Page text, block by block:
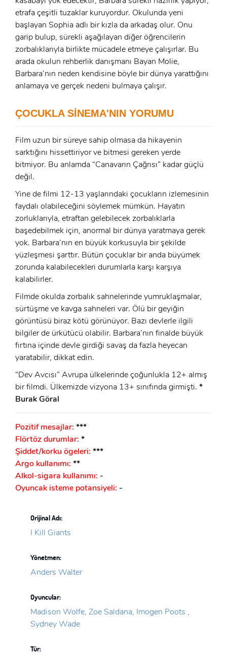
GIRIŞ YAP
E-Posta:
Beni Hatırla Şifremi Unuttum ?
ÜYE OL
Ad Soyad:
E-Posta:
Şifre:
ÜYE OL
GIRIŞ
etrafa çeşitli tuzaklar kuruyordur. Okulunda yeni
başlayan Sophia adlı bir kızla da arkadaş olur. Onu
garip bulup, sürekli aşağılayan diğer öğrencilerin
zorbalıklarıyla birlikte mücadele etmeye çalışırlar. Bu
arada okulun rehberlik danışmanı Bayan Molie,
Barbara’nın neden kendisine böyle bir dünya yarattığını
anlamaya ve gerçek nedeni bulmaya çalışır.
ÇOCUKLA SİNEMA'NIN YORUMU
Film uzun bir süreye sahip olmasa da hikayenin
sarktığını hissettiriyor ve bitmesi gereken yerde
bitmiyor. Bu anlamda “Canavarın Çağrısı” kadar güçlü
değil.
Yine de filmi 12-13 yaşlarındaki çocukların izlemesinin
faydalı olabileceğini söylemek mümkün. Hayatın
zorluklarıyla, etraftan gelebilecek zorbalıklarla
başedebilmek için, anormal bir dünya yaratmaya gerek
yok. Barbara’nın en büyük korkusuyla bir şekilde
yüzleşmesi şarttır. Bütün çocuklar bir anda büyümek
zorunda kalabilecekleri durumlarla karşı karşıya
kalabilirler.
Filmde okulda zorbalık sahnelerinde yumruklaşmalar,
sürtüşme ve kavga sahneleri var. Ölü bir geyiğin
görüntüsü biraz kötü görünüyor. Bazı devlerle ilgili
bilgiler de ürkütücü olabilir. Barbara’nın finalde büyük
fırtına içinde devle girdiği savaş da fazla heyecan
yaratabilir, dikkat edin.
“Dev Avcısı” Avrupa ülkelerinde çoğunlukla 12+ almış
bir filmdi. Ülkemizde vizyona 13+ sınıfında girmişti. *
Burak Göral
Pozitif mesajlar: ***
Flörtöz durumlar: *
Şiddet/korku ögeleri: ***
Argo kullanımı: **
Alkol-sigara kullanımı: -
Oyuncak isteme potansiyeli: -
Orijinal Adı:
I Kill Giants
Yönetmen:
Anders Walter
Oyuncular:
Madison Wolfe, Zoe Saldana, Imogen Poots ,
Sydney Wade
Tür: